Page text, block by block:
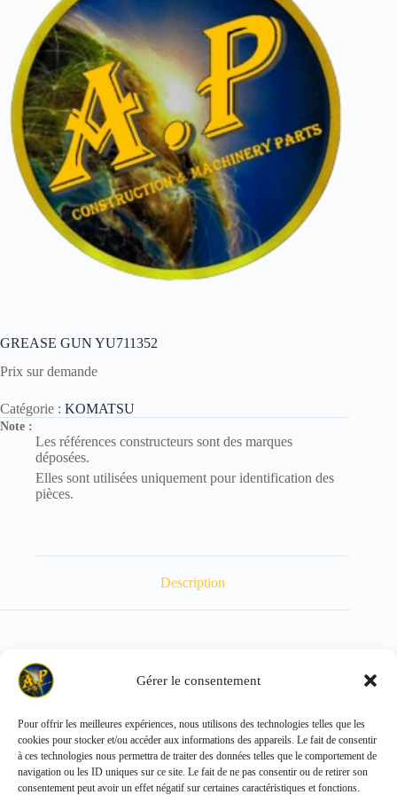
Gérer le consentement
Pour offrir les meilleures expériences, nous utilisons des technologies telles que les
cookies pour stocker et/ou accéder aux informations des appareils. Le fait de consentir
à ces technologies nous permettra de traiter des données telles que le comportement de
navigation ou les ID uniques sur ce site. Le fait de ne pas consentir ou de retirer son
consentement peut avoir un effet négatif sur certaines caractéristiques et fonctions.
GREASE GUN YU711352
Prix sur demande
Catégorie : KOMATSU
Note :
Les références constructeurs sont des marques
déposées.
Elles sont utilisées uniquement pour identification des
pièces.
Description
POIDS : 0.165 kg
Copyright © 2026 - ALL PARTS FRANCE SAS